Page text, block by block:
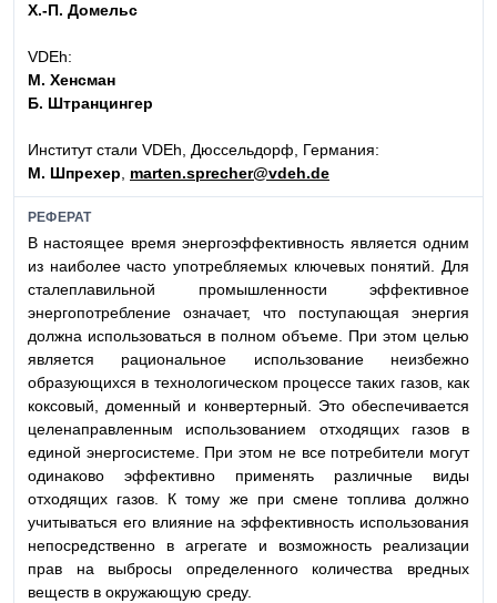
Х.-П. Домельс
VDEh:
М. Хенсман
Б. Штранцингер
Институт стали VDEh, Дюссельдорф, Германия:
М. Шпрехер
marten.sprecher@vdeh.de
РЕФЕРАТ
В настоящее время энергоэффективность является одним
из наиболее часто употребляемых ключевых понятий. Для
сталеплавильной промышленности эффективное
энергопотребление означает, что поступающая энергия
должна использоваться в полном объеме. При этом целью
является рациональное использование неизбежно
образующихся в технологическом процессе таких газов, как
коксовый, доменный и конвертерный. Это обеспечивается
целенаправленным использованием отходящих газов в
единой энергосистеме. При этом не все потребители могут
одинаково эффективно применять различные виды
отходящих газов. К тому же при смене топлива должно
учитываться его влияние на эффективность использования
непосредственно в агрегате и возможность реализации
прав на выбросы определенного количества вредных
веществ в окружающую среду.